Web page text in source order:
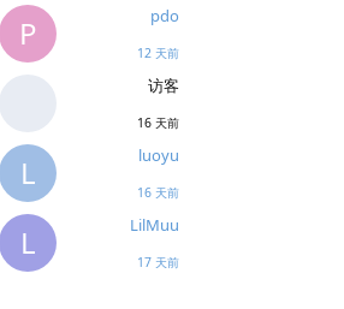
P pdo
12 天前
访客
16 天前
L luoyu
16 天前
L LilMuu
17 天前